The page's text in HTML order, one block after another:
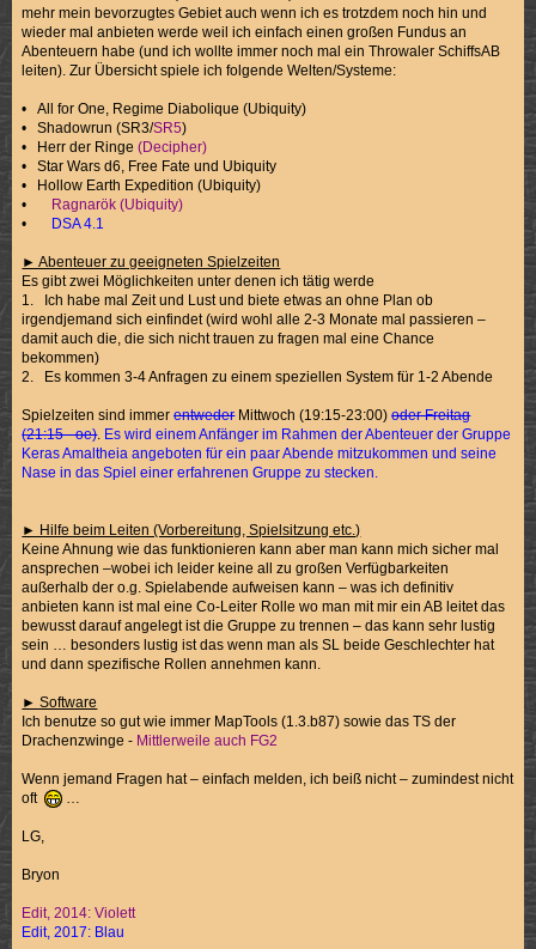
mehr mein bevorzugtes Gebiet auch wenn ich es trotzdem noch hin und
wieder mal anbieten werde weil ich einfach einen großen Fundus an
Abenteuern habe (und ich wollte immer noch mal ein Throwaler SchiffsAB
leiten). Zur Übersicht spiele ich folgende Welten/Systeme:
• All for One, Regime Diabolique (Ubiquity)
• Shadowrun (SR3/SR5)
• Herr der Ringe(Decipher)
• Star Wars d6, Free Fate und Ubiquity
• Hollow Earth Expedition (Ubiquity)
• Ragnarök (Ubiquity)
• DSA 4.1
► Abenteuer zu geeigneten Spielzeiten
Es gibt zwei Möglichkeiten unter denen ich tätig werde
1. Ich habe mal Zeit und Lust und biete etwas an ohne Plan ob
irgendjemand sich einfindet (wird wohl alle 2-3 Monate mal passieren –
damit auch die, die sich nicht trauen zu fragen mal eine Chance
bekommen)
2. Es kommen 3-4 Anfragen zu einem speziellen System für 1-2 Abende
Spielzeiten sind immerentwederMittwoch (19:15-23:00)oder Freitag
(21:15 - oe). Es wird einem Anfänger im Rahmen der Abenteuer der Gruppe
Keras Amaltheia angeboten für ein paar Abende mitzukommen und seine
Nase in das Spiel einer erfahrenen Gruppe zu stecken.
► Hilfe beim Leiten (Vorbereitung, Spielsitzung etc.)
Keine Ahnung wie das funktionieren kann aber man kann mich sicher mal
ansprechen –wobei ich leider keine all zu großen Verfügbarkeiten
außerhalb der o.g. Spielabende aufweisen kann – was ich definitiv
anbieten kann ist mal eine Co-Leiter Rolle wo man mit mir ein AB leitet das
bewusst darauf angelegt ist die Gruppe zu trennen – das kann sehr lustig
sein … besonders lustig ist das wenn man als SL beide Geschlechter hat
und dann spezifische Rollen annehmen kann.
► Software
Ich benutze so gut wie immer MapTools (1.3.b87) sowie das TS der
Drachenzwinge - Mittlerweile auch FG2
Wenn jemand Fragen hat – einfach melden, ich beiß nicht – zumindest nicht
oft
LG,
Bryon
Edit, 2014: Violett
Edit, 2017: Blau